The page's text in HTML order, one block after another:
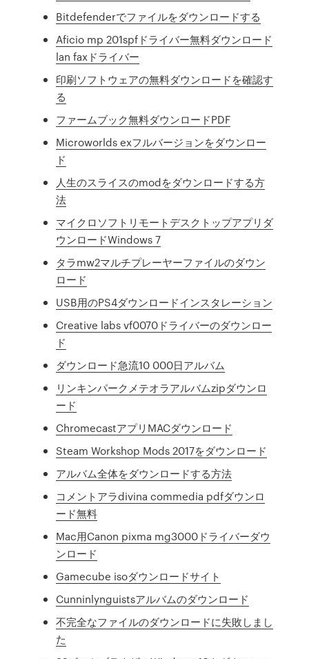
Bitdefenderでファイルをダウンロードする
Aficio mp 201spfドライバー無料ダウンロード
lan faxドライバー
印刷ソフトウェアの無料ダウンロードを確認す
る
ファームブック無料ダウンロードPDF
Microworlds exフルバージョンをダウンロー
ド
人生のスライスのmodをダウンロードする方
法
マイクロソフトリモートデスクトップアプリダ
ウンロードWindows 7
タラmw2マルチプレーヤーファイルのダウン
ロード
USB用のPS4ダウンロードインスタレーション
Creative labs vf0070ドライバーのダウンロー
ド
ダウンロード急流10 000日アルバム
リンキンパークメテオラアルバムzipダウンロ
ード
ChromecastアプリMACダウンロード
Steam Workshop Mods 2017をダウンロード
アルバム全体をダウンロードする方法
コメントアラdivina commedia pdfダウンロ
ード無料
Mac用Canon pixma mg3000ドライバーダウ
ンロード
Gamecube isoダウンロードサイト
Cunninlynguistsアルバムのダウンロード
不完全なファイルのダウンロードに失敗しまし
た